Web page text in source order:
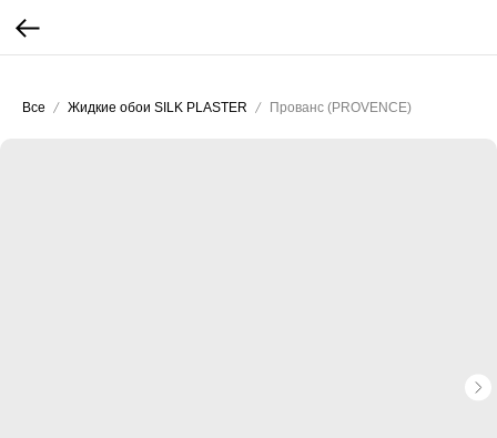
Все Жидкие обои SILK PLASTER Прованс (PROVENCE)